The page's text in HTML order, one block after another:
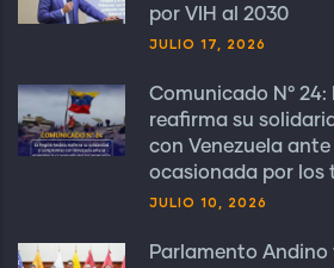
por VIH al 2030
JULIO 17, 2026
Comunicado N°
reafirma su
con Venezuela
ocasionada por los
JULIO 10, 2026
Parlamento Andino